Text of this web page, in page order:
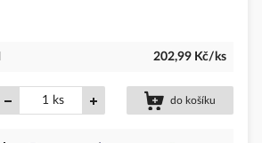
202,99 Kč/ks
ks do košíku